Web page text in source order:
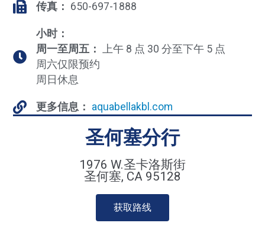
传真： 650-697-1888
小时：
周一至周五：上午 8 点 30 分至下午 5 点
周六仅限预约
周日休息
更多信息： aquabellakbl.com
圣何塞分行
1976 W.圣卡洛斯街
圣何塞, CA 95128
获取路线